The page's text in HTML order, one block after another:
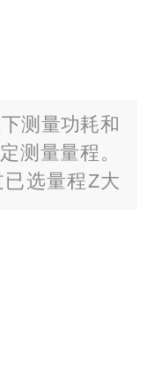
测量功耗和
测量量程。
选量程Z大